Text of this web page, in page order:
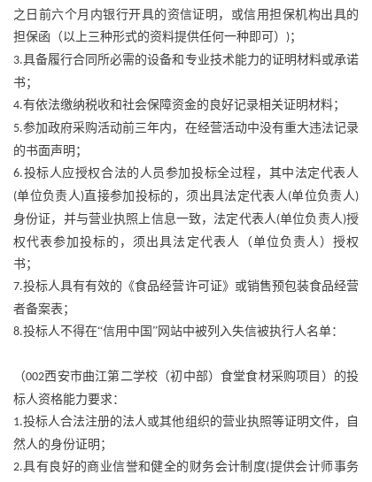
之日前六个月内银行开具的资信证明，或信用担保机构出具的
担保函（以上三种形式的资料提供任何一种即可） )；
3.具备履行合同所必需的设备和专业技术能力的证明材料或承诺
书；
4.有依法缴纳税收和社会保障资金的良好记录相关证明材料；
5.参加政府采购活动前三年内，在经营活动中没有重大违法记录
的书面声明；
6.投标人应授权合法的人员参加投标全过程，其中法定代表人
(单位负责人)直接参加投标的，须出具法定代表人(单位负责人)
身份证，并与营业执照上信息一致，法定代表人(单位负责人)授
权代表参加投标的，须出具法定代表人（单位负责人）授权
书；
7.投标人具有有效的《食品经营许可证》或销售预包装食品经营
者备案表；
8.投标人不得在“信用中国”网站中被列入失信被执行人名单：
（002西安市曲江第二学校（初中部）食堂食材采购项目）的投
标人资格能力要求：
1.投标人合法注册的法人或其他组织的营业执照等证明文件，自
然人的身份证明；
2.具有良好的商业信誉和健全的财务会计制度(提供会计师事务